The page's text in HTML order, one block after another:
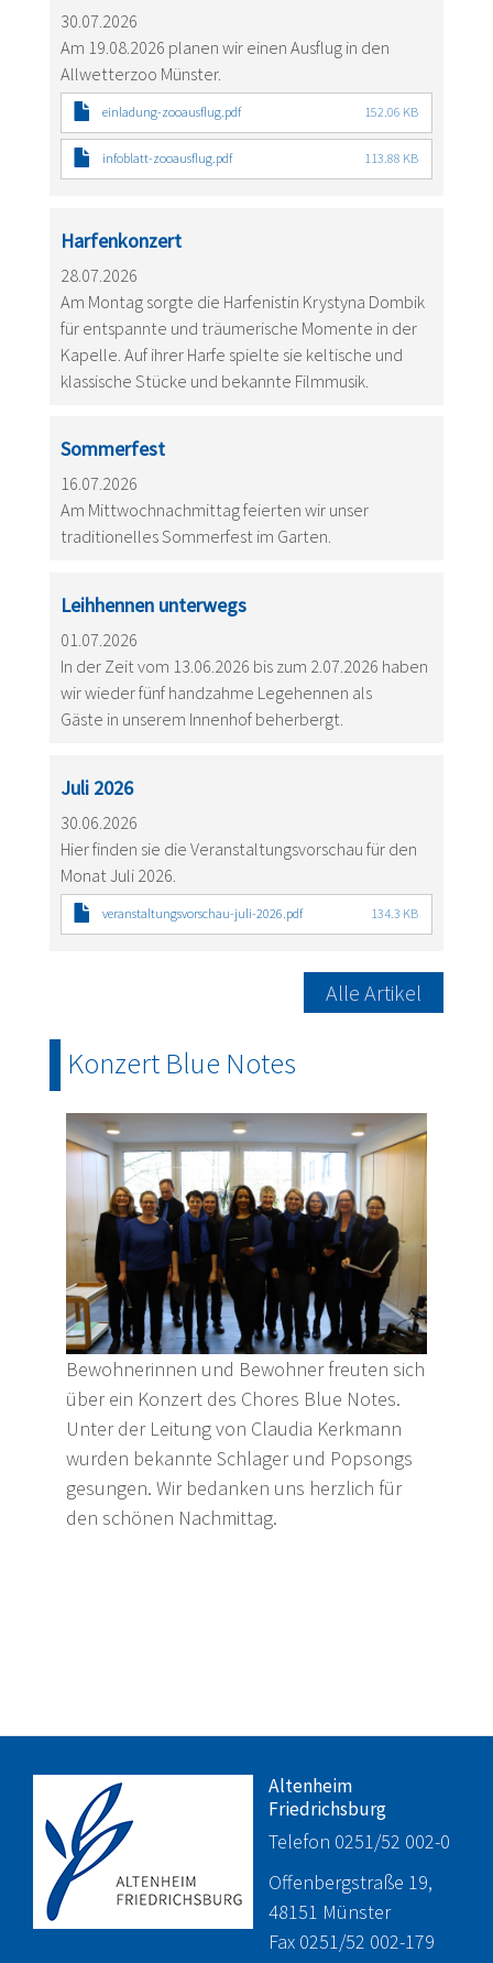
30.07.2026
Am 19.08.2026 planen wir einen Ausflug in den
Allwetterzoo Münster.
einladung-zooausflug.pdf 152.06 KB
infoblatt-zooausflug.pdf 113.88 KB
Harfenkonzert
28.07.2026
Am Montag sorgte die Harfenistin Krystyna Dombik
für entspannte und träumerische Momente in der
Kapelle. Auf ihrer Harfe spielte sie keltische und
klassische Stücke und bekannte Filmmusik.
Sommerfest
16.07.2026
Am Mittwochnachmittag feierten wir unser
traditionelles Sommerfest im Garten.
Leihhennen unterwegs
01.07.2026
In der Zeit vom 13.06.2026 bis zum 2.07.2026 haben
wir wieder fünf handzahme Legehennen als
Gäste in unserem Innenhof beherbergt.
Juli 2026
30.06.2026
Hier finden sie die Veranstaltungsvorschau für den
Monat Juli 2026.
veranstaltungsvorschau-juli-2026.pdf 134.3 KB
Alle Artikel
Konzert Blue Notes
Bewohnerinnen und Bewohner freuten sich
über ein Konzert des Chores Blue Notes.
Unter der Leitung von Claudia Kerkmann
wurden bekannte Schlager und Popsongs
gesungen. Wir bedanken uns herzlich für
den schönen Nachmittag.
Altenheim
Friedrichsburg
Telefon 0251/52 002-0
Offenbergstraße 19,
48151 Münster
Fax 0251/52 002-179